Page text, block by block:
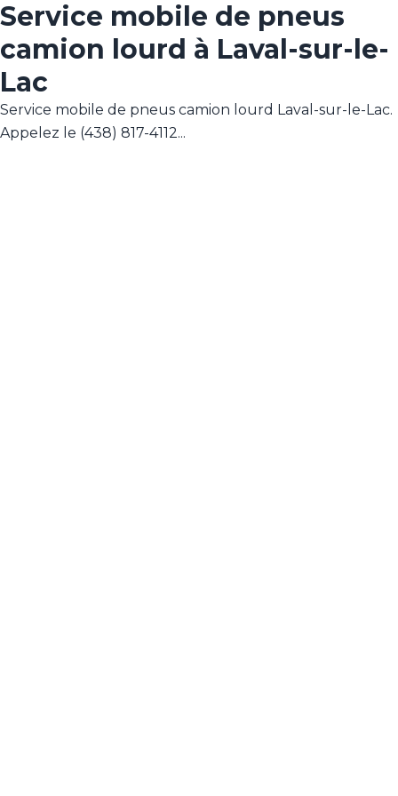
Service mobile de pneus
camion lourd à Laval-sur-le-
Lac
Service mobile de pneus camion lourd Laval-sur-le-Lac.
Appelez le (438) 817-4112...